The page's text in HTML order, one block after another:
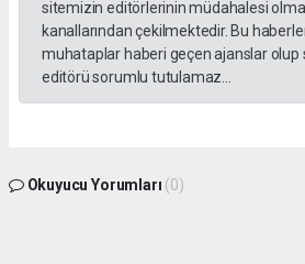
sitemizin editörlerinin müdahalesi
kanallarından çekilmektedir. Bu
muhataplar haberi geçen ajanslar olup
editörü sorumlu tutulamaz...
Okuyucu Yorumları (0)